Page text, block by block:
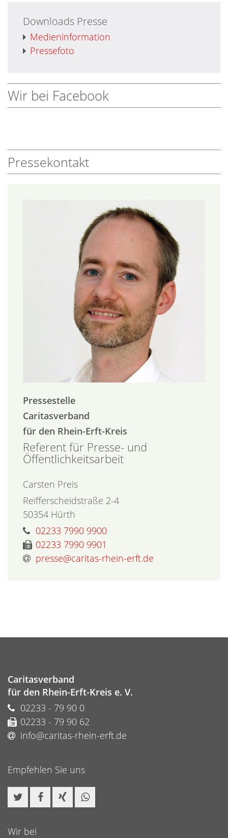
Downloads Presse
Medieninformation
Pressefoto
Wir bei Facebook
Pressekontakt
Pressestelle
Caritasverband
für den Rhein-Erft-Kreis
Referent für Presse- und
Öffentlichkeitsarbeit
Carsten Preis
Reifferscheidstraße 2-4
50354 Hürth
02233 7990 9900
02233 7990 9901
presse@caritas-rhein-erft.de
Caritasverband
für den Rhein-Erft-Kreis e. V.
02233 - 79 90 0
02233 - 79 90 62
info@caritas-rhein-erft.de
Empfehlen Sie uns
Wir bei